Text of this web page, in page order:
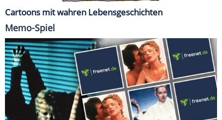
Cartoons mit wahren Lebensgeschichten
Memo-Spiel